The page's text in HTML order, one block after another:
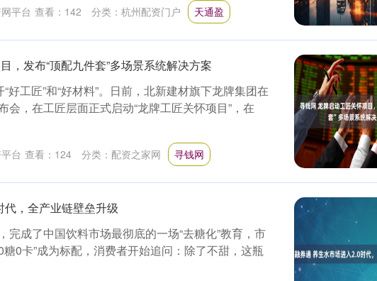
平台 查看： 142 分类： 杭州配资门户 天通盈
，发布“顶配九件套”多场景系统解决方案
好工匠”和“好材料”。日前，北新建材旗下龙牌集团在
会，在工匠层面正式启动“龙牌工匠关怀项目”，在
台 查看： 124 分类： 配资之家网 寻钱网
，全产业链壁垒升级
完成了中国饮料市场最彻底的一场“去糖化”教育，市
0卡”成为标配，消费者开始追问：除了不甜，这瓶